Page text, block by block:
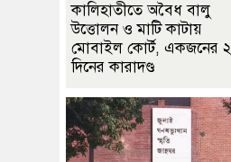
কালিহাতীতে অবৈধ বালু
উত্তোলন ও মাটি কাটায়
মোবাইল কোর্ট, একজনের ২
দিনের কারাদণ্ড